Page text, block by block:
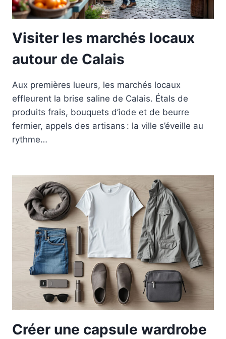
Visiter les marchés locaux
autour de Calais
Aux premières lueurs, les marchés locaux
effleurent la brise saline de Calais. Étals de
produits frais, bouquets d’iode et de beurre
fermier, appels des artisans : la ville s’éveille au
rythme…
Créer une capsule wardrobe